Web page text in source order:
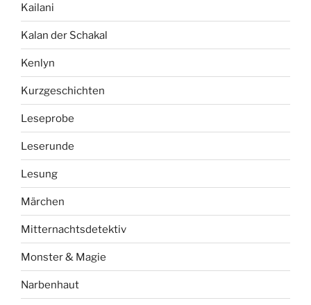
Kailani
Kalan der Schakal
Kenlyn
Kurzgeschichten
Leseprobe
Leserunde
Lesung
Märchen
Mitternachtsdetektiv
Monster & Magie
Narbenhaut